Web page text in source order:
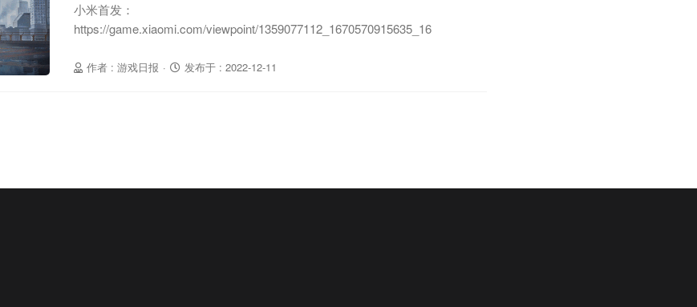
作者 : 游戏日报 · 发布于 : 2022-12-11
小米首发：
https://game.xiaomi.com/viewpoint/1359077112_1670570915635_16